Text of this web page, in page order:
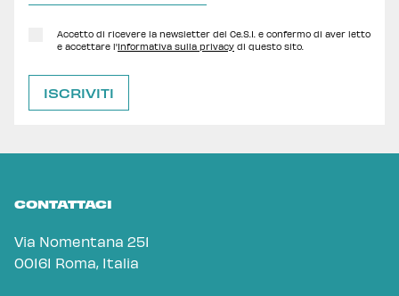
Accetto di ricevere la newsletter del Ce.S.I. e confermo di aver letto
e accettare l'Informativa sulla privacy di questo sito.
CONTATTACI
Via Nomentana 251
00161 Roma, Italia